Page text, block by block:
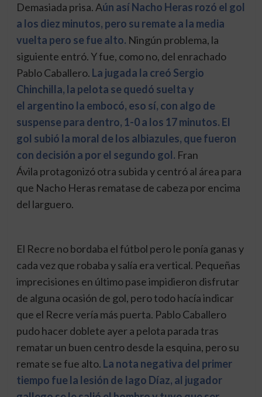
Demasiada prisa. Aún así Nacho Heras rozó el gol
a los diez minutos, pero su remate a la media
vuelta pero se fue alto. Ningún problema, la
siguiente entró. Y fue, como no, del enrachado
Pablo Caballero. La jugada la creó Sergio
Chinchilla, la pelota se quedó suelta y
el argentino la embocó, eso sí, con algo de
suspense para dentro, 1-0 a los 17 minutos. El
gol subió la moral de los albiazules, que fueron
con decisión a por el segundo gol. Fran
Ávila protagonizó otra subida y centró al área para
que Nacho Heras rematase de cabeza por encima
del larguero.
El Recre no bordaba el fútbol pero le ponía ganas y
cada vez que robaba y salía era vertical. Pequeñas
imprecisiones en último pase impidieron disfrutar
de alguna ocasión de gol, pero todo hacía indicar
que el Recre vería más puerta. Pablo Caballero
pudo hacer doblete ayer a pelota parada tras
rematar un buen centro desde la esquina, pero su
remate se fue alto. La nota negativa del primer
tiempo fue la lesión de Iago Díaz, al jugador